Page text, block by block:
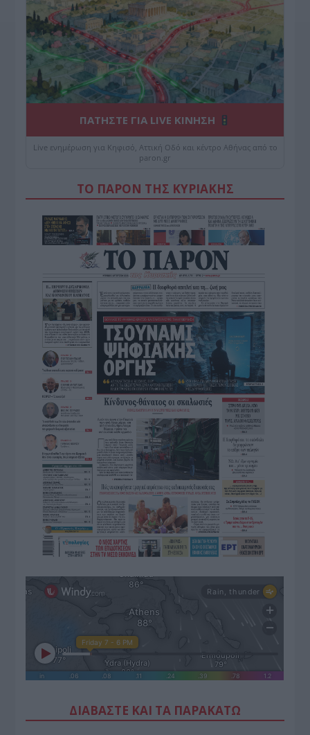
ΠΑΤΗΣΤΕ ΓΙΑ LIVE ΚΙΝΗΣΗ
Live ενημέρωση για Κηφισό, Αττική Οδό και κέντρο Αθήνας από το
paron.gr
ΤΟ ΠΑΡΟΝ ΤΗΣ ΚΥΡΙΑΚΗΣ
ΔΙΑΒΑΣΤΕ ΚΑΙ ΤΑ ΠΑΡΑΚΑΤΩ